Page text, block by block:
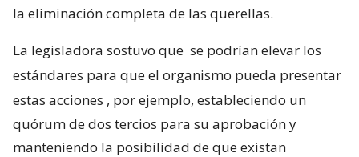
la eliminación completa de las querellas.
La legisladora sostuvo que se podrían elevar los
estándares para que el organismo pueda presentar
estas acciones , por ejemplo, estableciendo un
quórum de dos tercios para su aprobación y
manteniendo la posibilidad de que existan